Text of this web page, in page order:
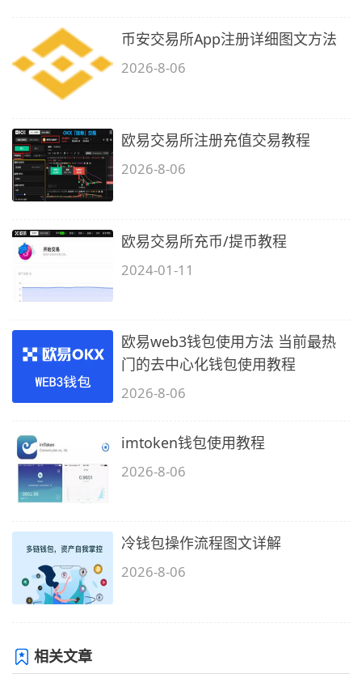
币安交易所App注册详细图文方法
2026-8-06
欧易交易所注册充值交易教程
2026-8-06
欧易交易所充币/提币教程
2024-01-11
欧易web3钱包使用方法 当前最热
门的去中心化钱包使用教程
2026-8-06
imtoken钱包使用教程
2026-8-06
冷钱包操作流程图文详解
2026-8-06
相关文章